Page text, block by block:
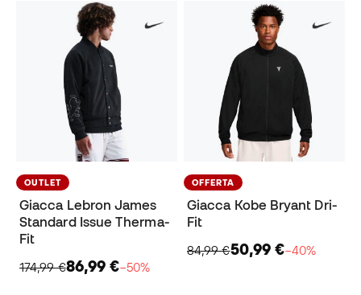
OUTLET
Giacca Lebron James
Standard Issue Therma-
Fit
174,99 €86,99 €−50%
OFFERTA
Giacca Kobe Bryant Dri-
Fit
84,99 €50,99 €−40%